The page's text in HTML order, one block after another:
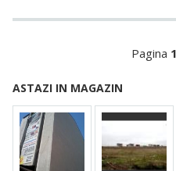
Pagina 1
ASTAZI IN MAGAZIN